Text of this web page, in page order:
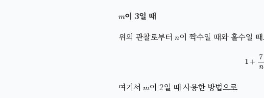
이 3일 때
위의 관찰로부터
이 짝수일 때와 홀수일
여기서 이 2일 때 사용한 방법으로